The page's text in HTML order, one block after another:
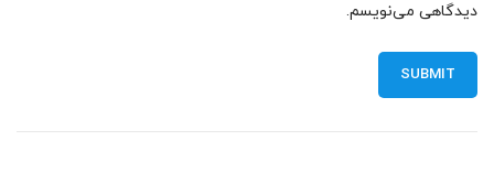
دیدگاهی می‌نویسم.